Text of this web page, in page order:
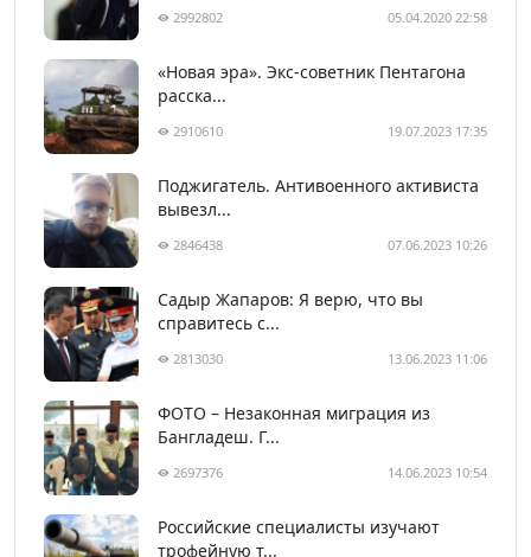
2992802 05.04.2020 22:58
«Новая эра». Экс-советник Пентагона
расска...
2910610 19.07.2023 17:35
Поджигатель. Антивоенного активиста
вывезл...
2846438 07.06.2023 10:26
Садыр Жапаров: Я верю, что вы
справитесь с...
2813030 13.06.2023 11:06
ФОТО – Незаконная миграция из
Бангладеш. Г...
2697376 14.06.2023 10:54
Российские специалисты изучают
трофейную т...